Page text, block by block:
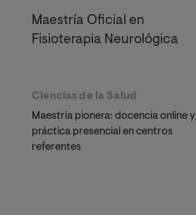
Maestría Oficial en
Fisioterapia Neurológica
Ciencias de la Salud
Maestría pionera: docencia online y
práctica presencial en centros
referentes